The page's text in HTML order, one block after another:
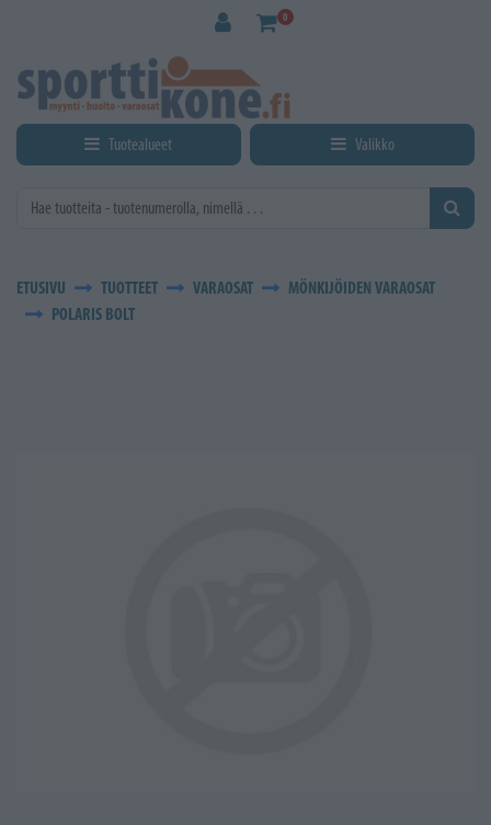
0
Tuotealueet Valikko
ETUSIVU TUOTTEET VARAOSAT
MÖNKIJÖIDEN VARAOSAT
POLARIS BOLT